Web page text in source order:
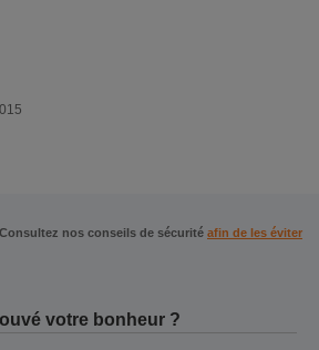
nos conseils de sécurité afin de les éviter
votre bonheur ?